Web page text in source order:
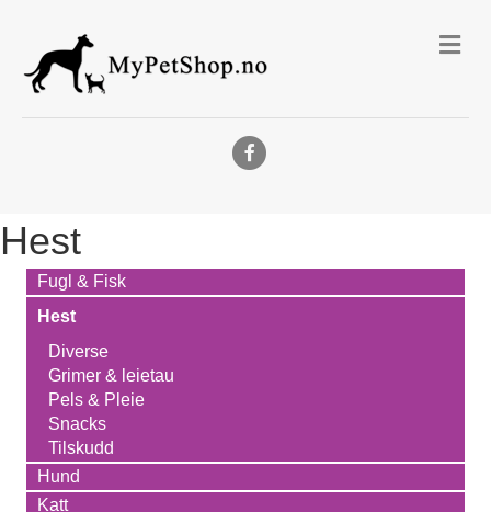
Facebook
Hest
Fugl & Fisk
Hest
Diverse
Grimer & leietau
Pels & Pleie
Snacks
Tilskudd
Hund
Katt